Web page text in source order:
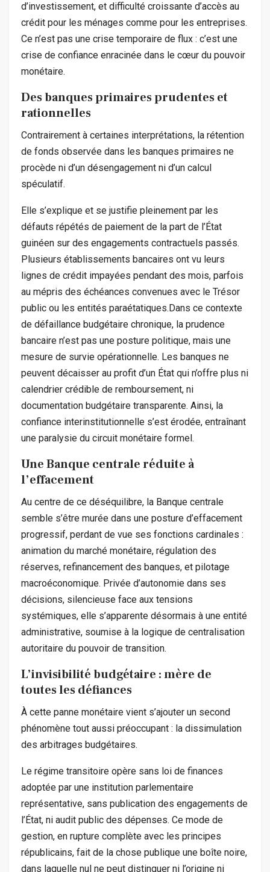
d’investissement, et difficulté croissante d’accès au
crédit pour les ménages comme pour les entreprises.
Ce n’est pas une crise temporaire de flux : c’est une
crise de confiance enracinée dans le cœur du pouvoir
monétaire.
Des banques primaires prudentes et
rationnelles
Contrairement à certaines interprétations, la rétention
de fonds observée dans les banques primaires ne
procède ni d’un désengagement ni d’un calcul
spéculatif.
Elle s’explique et se justifie pleinement par les
défauts répétés de paiement de la part de l’État
guinéen sur des engagements contractuels passés.
Plusieurs établissements bancaires ont vu leurs
lignes de crédit impayées pendant des mois, parfois
au mépris des échéances convenues avec le Trésor
public ou les entités paraétatiques.Dans ce contexte
de défaillance budgétaire chronique, la prudence
bancaire n’est pas une posture politique, mais une
mesure de survie opérationnelle. Les banques ne
peuvent décaisser au profit d’un État qui n’offre plus ni
calendrier crédible de remboursement, ni
documentation budgétaire transparente. Ainsi, la
confiance interinstitutionnelle s’est érodée, entraînant
une paralysie du circuit monétaire formel.
Une Banque centrale réduite à
l’effacement
Au centre de ce déséquilibre, la Banque centrale
semble s’être murée dans une posture d’effacement
progressif, perdant de vue ses fonctions cardinales :
animation du marché monétaire, régulation des
réserves, refinancement des banques, et pilotage
macroéconomique. Privée d’autonomie dans ses
décisions, silencieuse face aux tensions
systémiques, elle s’apparente désormais à une entité
administrative, soumise à la logique de centralisation
autoritaire du pouvoir de transition.
L’invisibilité budgétaire : mère de
toutes les défiances
À cette panne monétaire vient s’ajouter un second
phénomène tout aussi préoccupant : la dissimulation
des arbitrages budgétaires.
Le régime transitoire opère sans loi de finances
adoptée par une institution parlementaire
représentative, sans publication des engagements de
l’État, ni audit public des dépenses. Ce mode de
gestion, en rupture complète avec les principes
républicains, fait de la chose publique une boîte noire,
dans laquelle nul ne peut distinguer ni l’origine ni